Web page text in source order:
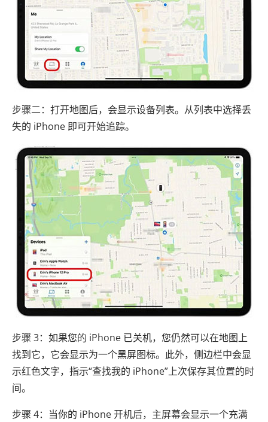
步骤二：打开地图后，会显示设备列表。从列表中选择丢
失的 iPhone 即可开始追踪。
步骤 3：如果您的 iPhone 已关机，您仍然可以在地图上
找到它，它会显示为一个黑屏图标。此外，侧边栏中会显
示红色文字，指示“查找我的 iPhone”上次保存其位置的时
间。
步骤 4：当你的 iPhone 开机后，主屏幕会显示一个充满